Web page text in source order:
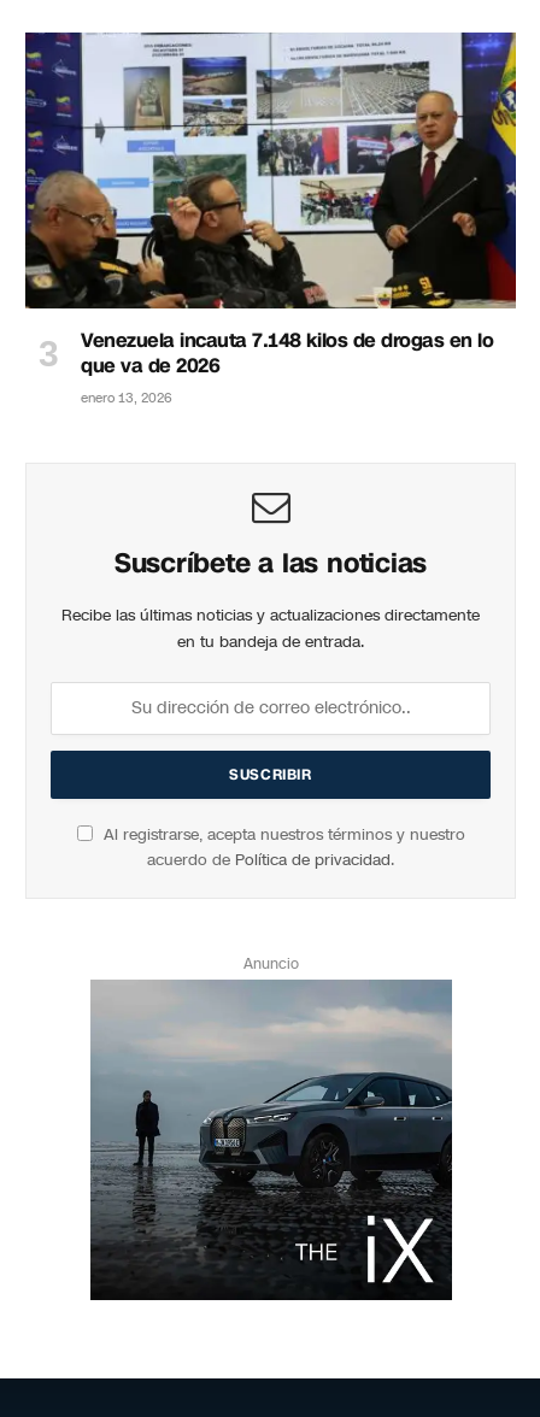
Venezuela incauta 7.148 kilos de drogas en lo
que va de 2026
enero 13, 2026
Suscríbete a las noticias
Recibe las últimas noticias y actualizaciones directamente
en tu bandeja de entrada.
Al registrarse, acepta nuestros términos y nuestro
acuerdo de Política de privacidad.
Anuncio